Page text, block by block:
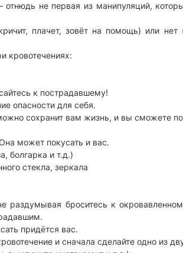
отнюдь не первая из манипуляций,
плачет, зовёт на помощь) или
кровотечениях:
к пострадавшему!
опасности для себя.
сохранит вам жизнь, и вы сможете
может покусать и вас.
болгарка и т.д.)
стекла, зеркала
раздумывая броситесь к
придётся вас.
и сначала сделайте одно из